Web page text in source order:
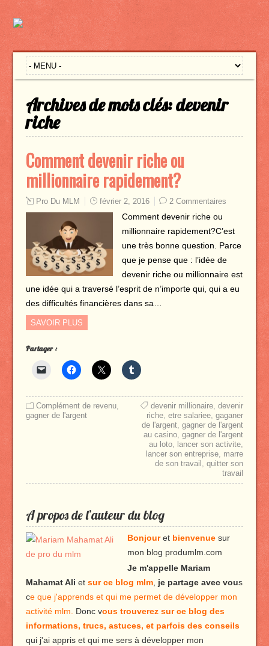
Archives de mots clés:devenir
riche
Comment devenir riche ou
millionnaire rapidement?
Pro Du MLM février 2, 2016 2 Commentaires
Comment devenir riche ou
millionnaire rapidement?C’est
une très bonne question. Parce
que je pense que : l’idée de
devenir riche ou millionnaire est
une idée qui a traversé l’esprit de n’importe qui, qui a eu
des difficultés financières dans sa…
SAVOIR PLUS
Partager :
Complément de revenu,
gagner de l'argent
devenir millionaire,devenir
riche,etre salariee,gaganer
de l'argent,gagner de l'argent
au casino,gagner de l'argent
au loto, lancer son activite,
lancer son entreprise, marre
de son travail ,quitter son
travail
A propos de l’auteur du blog
Bonjouret bienvenuesur
mon blog produmlm.com
Je m'appelle Mariam
Mahamat Ali et sur ce blog mlm, je partage avec vous
ce que j'apprends et qui me permet de développer mon
activité mlm.
Donc vous trouverez sur ce blog des
informations, trucs, astuces, et parfois des conseils
qui j'ai appris et qui me sers à développer mon